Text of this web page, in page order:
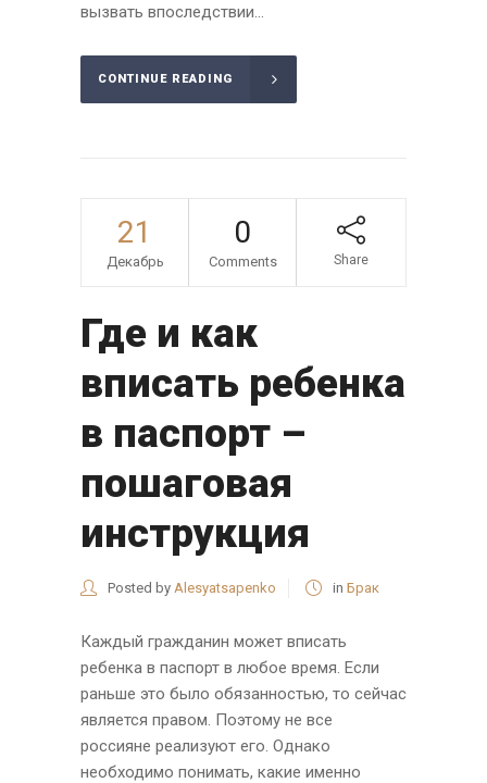
вызвать впоследствии...
CONTINUE READING
21
Декабрь
0
Comments Share
Где и как
вписать ребенка
в паспорт –
пошаговая
инструкция
Posted by Alesyatsapenko in Брак
Каждый гражданин может вписать
ребенка в паспорт в любое время. Если
раньше это было обязанностью, то сейчас
является правом. Поэтому не все
россияне реализуют его. Однако
необходимо понимать, какие именно